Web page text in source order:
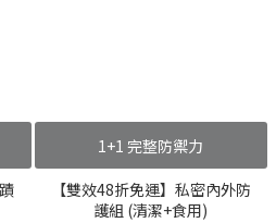
1+1 完整防禦力
【雙效48折免運】私密內外防
護組 (清潔+食用)